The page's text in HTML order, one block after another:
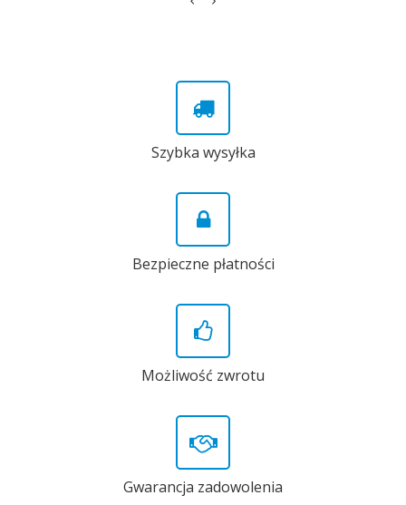
Szybka wysyłka
Bezpieczne płatności
Możliwość zwrotu
Gwarancja zadowolenia